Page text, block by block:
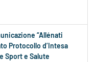
“Allénati
Protocollo d’Intesa
Sport e Salute